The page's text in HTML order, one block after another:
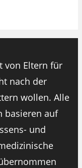
von Eltern für
nach der
wollen. Alle
basieren auf
und